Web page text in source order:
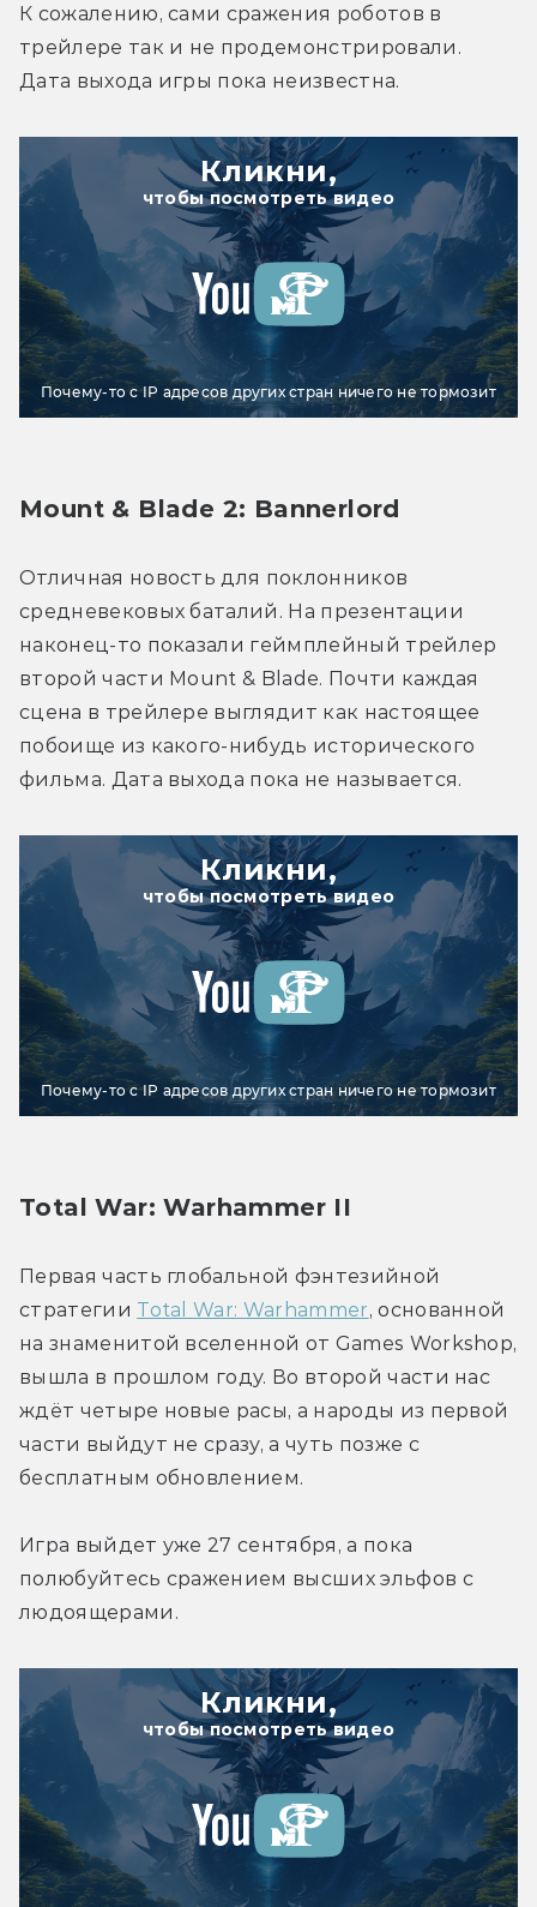
К сожалению, сами сражения роботов в
трейлере так и не продемонстрировали.
Дата выхода игры пока неизвестна.
Кликни,
чтобы посмотреть видео
Почему-то с IP адресов других стран ничего не тормозит
Mount & Blade 2: Bannerlord
Отличная новость для поклонников
средневековых баталий. На презентации
наконец-то показали геймплейный трейлер
второй части Mount & Blade. Почти каждая
сцена в трейлере выглядит как настоящее
побоище из какого-нибудь исторического
фильма. Дата выхода пока не называется.
Кликни,
чтобы посмотреть видео
Почему-то с IP адресов других стран ничего не тормозит
Total War: Warhammer II
Первая часть глобальной фэнтезийной
стратегии Total War: Warhammer, основанной
на знаменитой вселенной от Games Workshop,
вышла в прошлом году. Во второй части нас
ждёт четыре новые расы, а народы из первой
части выйдут не сразу, а чуть позже с
бесплатным обновлением.
Игра выйдет уже 27 сентября, а пока
полюбуйтесь сражением высших эльфов с
людоящерами.
Кликни,
чтобы посмотреть видео